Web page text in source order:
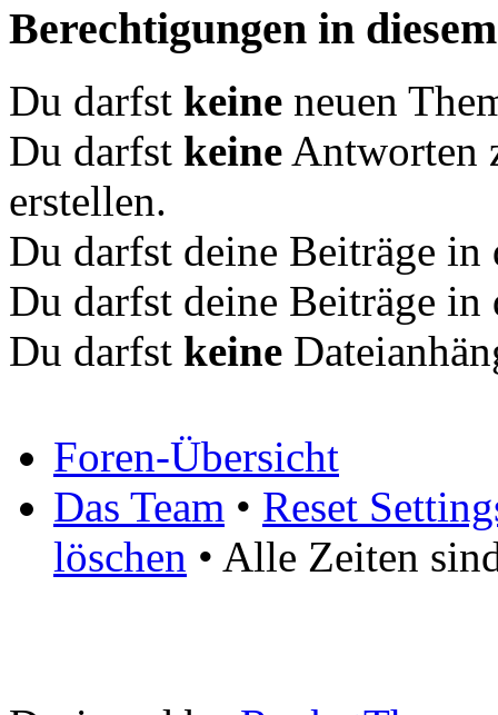
Berechtigungen in
Du darfst keine neuen
Du darfst keine Antworten
erstellen.
Du darfst deine Beiträge
Du darfst deine Beiträge
Du darfst keine
Foren-Übersicht
Das Team • Reset
löschen • Alle Zeiten